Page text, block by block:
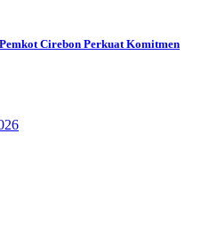
Cirebon Perkuat Komitmen